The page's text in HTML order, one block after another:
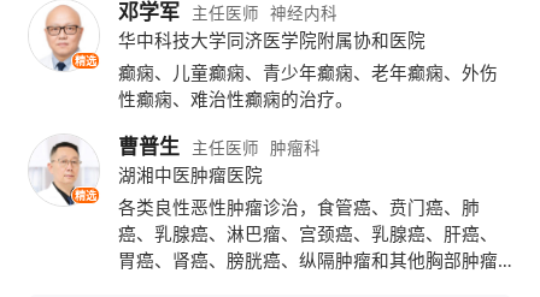
引起皮层内兴奋性锥体神经元及其附近的γ-氨
基丁酸(GABA)能抑制性中间神经元电位发生变
化,从而改变皮层的功能状态,通过皮质脊髓束到
达脊髓前角运动神经元后,激发运动诱发电位;也
可下传至靶肌群激发复合肌肉动作电位。
其中rTMS在神经元不应期也进行刺激,兴
缩、老年癫痫、脑鸣、癫痫持续发作、神经性偏
头痛，以及儿童多动症、感觉障碍、抽动症等各
种神经系统疾病，以及三叉神经损伤、头痛、中
枢神经系统脱髓鞘疾病。能够针对儿童、成人、
定用药方案，同时擅长治疗头痛、头晕、睡眠不
足综合征、睡眠障碍、脑供血不足、慢性失眠
症、、痴呆、失神发作等慢性大脑疾病
精选
邓学军 主任医师 神经内科
华中科技大学同济医学院附属协和医院
癫痫、儿童癫痫、青少年癫痫、老年癫痫、外伤
性癫痫、难治性癫痫的治疗。
精选
曹普生 主任医师 肿瘤科
湖湘中医肿瘤医院
各类良性恶性肿瘤诊治，食管癌、贲门癌、肺
癌、乳腺癌、淋巴瘤、宫颈癌、乳腺癌、肝癌、
胃癌、肾癌、膀胱癌、纵隔肿瘤和其他胸部肿瘤